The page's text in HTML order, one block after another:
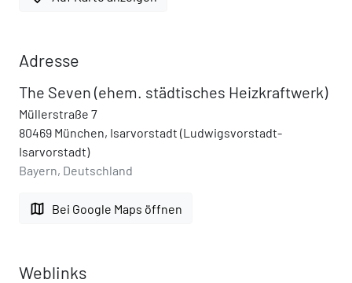
Adresse
The Seven (ehem. städtisches Heizkraftwerk)
Müllerstraße 7
80469 München, Isarvorstadt (Ludwigsvorstadt-
Isarvorstadt)
Bayern, Deutschland
map Bei Google Maps öffnen
Weblinks